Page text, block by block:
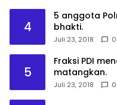
4
5 anggota
bhakti.
Juli 23, 2018 0
5
Fraksi PDI
matangkan.
Juli 23, 2018 0